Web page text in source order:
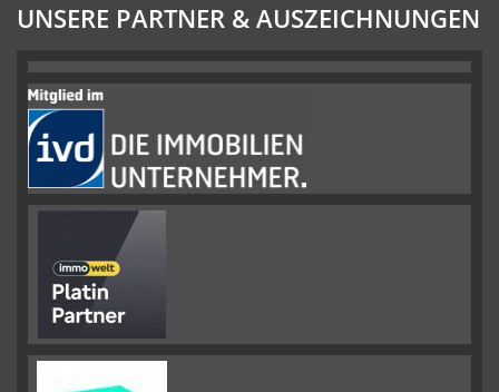
UNSERE PARTNER & AUSZEICHNUNGEN